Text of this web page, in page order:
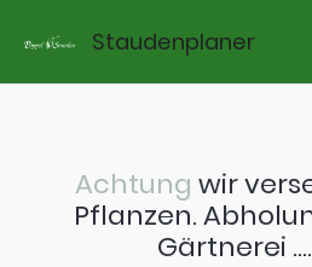
Inhalt
Staudenplaner
Achtung wir
Pflanzen.
Gärtnerei